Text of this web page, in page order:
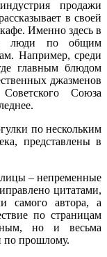
продажи
в своей
Именно здесь в
люди по общим
Например, среди
главным блюдом
джазменов
Союза
по нескольким
представлены в
– непременные
цитатами,
самого автора, а
по страницам
но и весьма
по прошлому.